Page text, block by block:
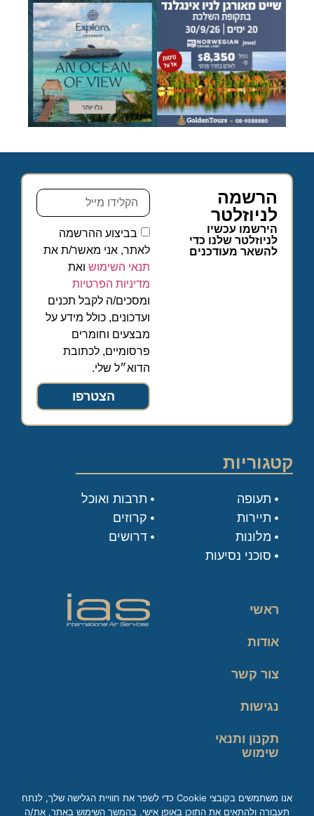
הרשמה
לניוזלטר
הירשמו עכשיו
לניוזלטר שלנו כדי
להשאר מעודכנים
בביצוע ההרשמה
לאתר, אני מאשר/ת את
תנאי השימוש ואת
מדיניות הפרטיות
ומסכים/ה לקבל תכנים
ועדכונים, כולל מידע על
מבצעים וחומרים
פרסומיים, לכתובת
הדוא״ל שלי.
הצטרפו
קטגוריות
תעופה
תיירות
מלונות
סוכני נסיעות
תרבות ואוכל
קרוזים
דרושים
ראשי
אודות
צור קשר
נגישות
תקנון ותנאי
שימוש
אנו משתמשים בקובצי Cookie כדי לשפר את חוויית הגלישה שלך, לנתח
תעבורה ולהתאים את התוכן באופן אישי. בהמשך השימוש באתר, את/ה